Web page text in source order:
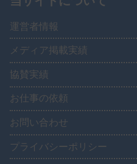
運営者情報
メディア掲載実績
協賛実績
お仕事の依頼
お問い合わせ
プライバシーポリシー